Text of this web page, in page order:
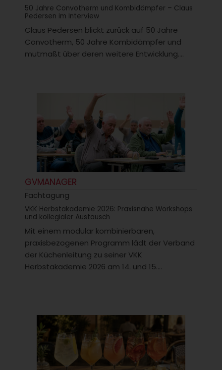
50 Jahre Convotherm und Kombidämpfer – Claus
Pedersen im Interview
Claus Pedersen blickt zurück auf 50 Jahre
Convotherm, 50 Jahre Kombidämpfer und
mutmaßt über deren weitere Entwicklung....
GVMANAGER
Fachtagung
VKK Herbstakademie 2026: Praxisnahe Workshops
und kollegialer Austausch
Mit einem modular kombinierbaren,
praxisbezogenen Programm lädt der Verband
der Küchenleitung zu seiner VKK
Herbstakademie 2026 am 14. und 15....